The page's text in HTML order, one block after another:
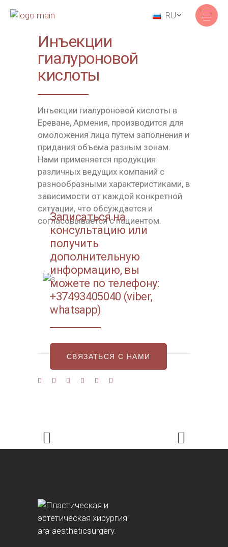
RU
Инъекции
гиалуроновой
кислоты
Инъекции гиалуроновой кислоты в
Ереване, Армения, производится для
омоложения лица путем заполнения и
придания объема разным зонам.
Нами применяется продукция
различных ведущих компаний с
разнообразными характеристиками, в
зависимости от каждой конкретной
ситуации, что обсуждается и
согласовывается с пациентом.
Записаться на
консультацию или
получить
дополнительную
информацию, вы
можете по телефону:
+37493405040 (viber,
whatsapp)
СВЯЗАТЬСЯ С НАМИ